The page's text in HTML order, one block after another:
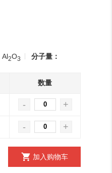
Al2O3 分子量：
数量
- +
- +
加入购物车